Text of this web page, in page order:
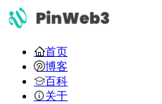
首页
博客
百科
关于